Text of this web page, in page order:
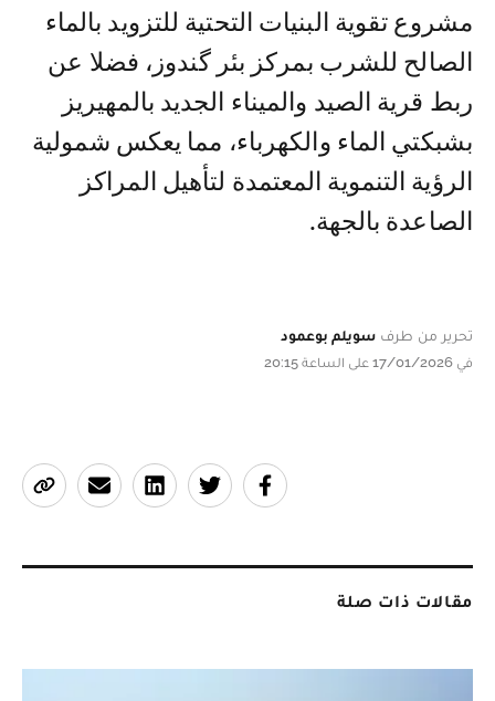
مشروع تقوية البنيات التحتية للتزويد بالماء
الصالح للشرب بمركز بئر گندوز، فضلا عن
ربط قرية الصيد والميناء الجديد بالمهيريز
بشبكتي الماء والكهرباء، مما يعكس شمولية
الرؤية التنموية المعتمدة لتأهيل المراكز
الصاعدة بالجهة.
تحرير من طرف سويلم بوعمود
في 17/01/2026 على الساعة 20:15
مقالات ذات صلة